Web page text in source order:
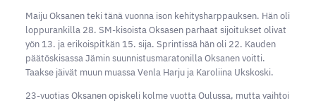
Maiju Oksanen teki tänä vuonna ison kehitysharppauksen. Hän oli
loppurankilla 28. SM-kisoista Oksasen parhaat sijoitukset olivat
yön 13. ja erikoispitkän 15. sija. Sprintissä hän oli 22. Kauden
päätöskisassa Jämin suunnistusmaratonilla Oksanen voitti.
Taakse jäivät muun muassa Venla Harju ja Karoliina Ukskoski.
23-vuotias Oksanen opiskeli kolme vuotta Oulussa, mutta vaihtoi